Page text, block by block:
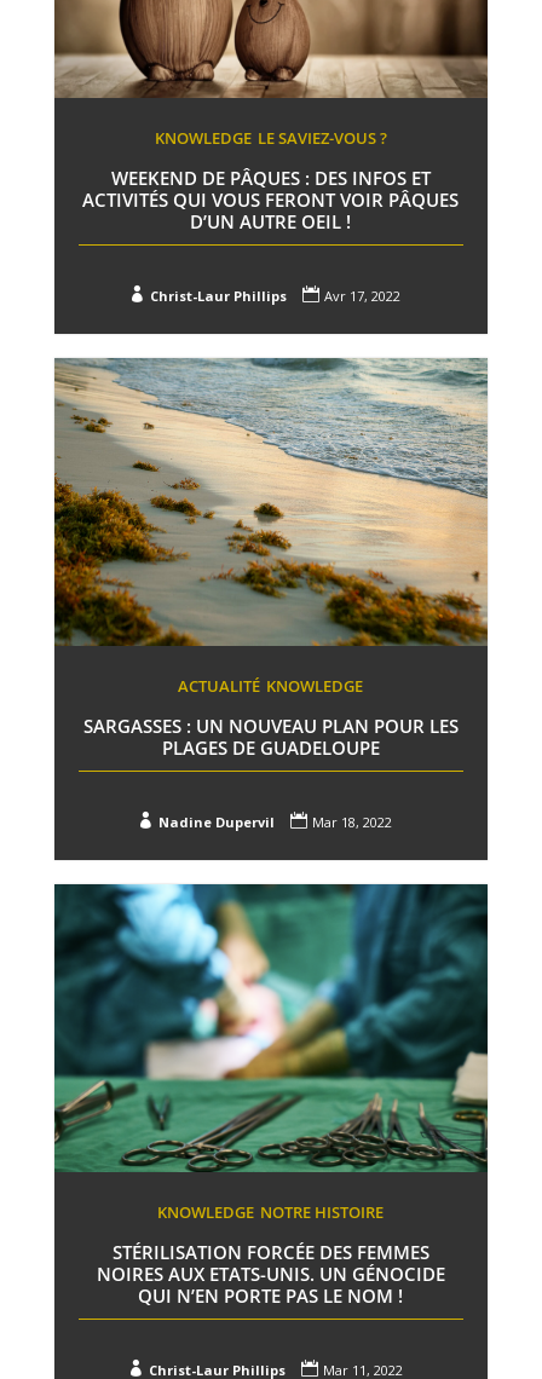
KNOWLEDGE LE SAVIEZ-VOUS ?
WEEKEND DE PÂQUES : DES INFOS ET
ACTIVITÉS QUI VOUS FERONT VOIR PÂQUES
D’UN AUTRE OEIL !
 Christ-Laur Phillips  Avr 17, 2022
ACTUALITÉ KNOWLEDGE
SARGASSES : UN NOUVEAU PLAN POUR LES
PLAGES DE GUADELOUPE
 Nadine Dupervil  Mar 18, 2022
KNOWLEDGE NOTRE HISTOIRE
STÉRILISATION FORCÉE DES FEMMES
NOIRES AUX ETATS-UNIS. UN GÉNOCIDE
QUI N’EN PORTE PAS LE NOM !
 Christ-Laur Phillips  Mar 11, 2022